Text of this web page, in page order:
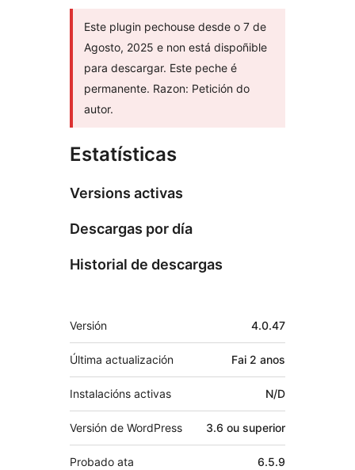
Este plugin pechouse desde o 7 de
Agosto, 2025 e non está dispoñible
para descargar. Este peche é
permanente. Razon: Petición do
autor.
Estatísticas
Versions activas
Descargas por día
Historial de descargas
Meta
Versión 4.0.47
Última actualización Fai 2 anos
Instalacións activas N/D
Versión de WordPress 3.6 ou superior
Probado ata 6.5.9